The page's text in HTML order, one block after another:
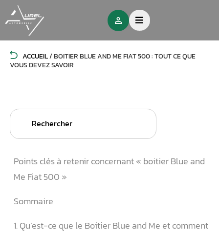
ACCUEIL/BOITIER BLUE AND ME FIAT 500 : TOUT CE QUE
VOUS DEVEZ SAVOIR
Search
Points clés à retenir concernant « boitier Blue and
Me Fiat 500 »
Sommaire
1. Qu’est-ce que le Boitier Blue and Me et comment